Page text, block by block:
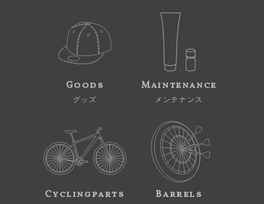
Goods
グッズ
Maintenance
メンテナンス
Cyclingparts Barrels